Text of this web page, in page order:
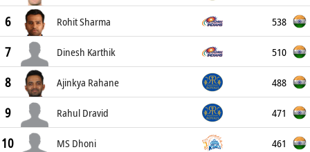
6 Rohit Sharma 538
7 Dinesh Karthik 510
8 Ajinkya Rahane 488
9 Rahul Dravid 471
10 MS Dhoni 461